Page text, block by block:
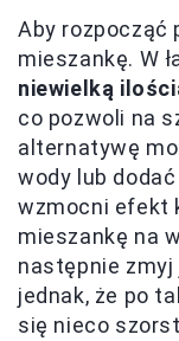
Aby rozpocząć
mieszankę. W
niewielką
co pozwoli na
alternatywę
wody lub
wzmocni efekt
mieszankę na
następnie zmyj
jednak, że po
się nieco